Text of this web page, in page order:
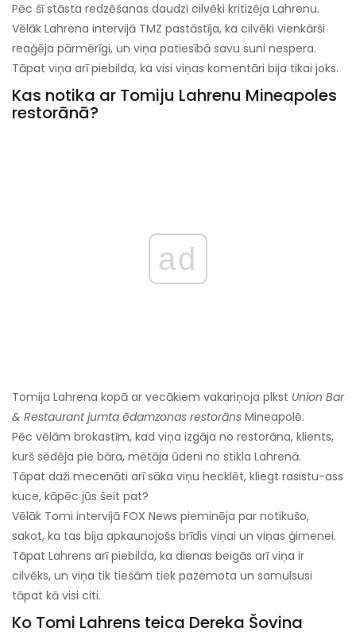
Pēc šī stāsta redzēšanas daudzi cilvēki kritizēja Lahrenu.
Vēlāk Lahrena intervijā TMZ pastāstīja, ka cilvēki vienkārši
reaģēja pārmērīgi, un viņa patiesībā savu suni nespera.
Tāpat viņa arī piebilda, ka visi viņas komentāri bija tikai joks.
Kas notika ar Tomiju Lahrenu Mineapoles
restorānā?
ad
Tomija Lahrena kopā ar vecākiem vakariņoja plkst Union Bar
& Restaurant jumta ēdamzonas restorāns Mineapolē.
Pēc vēlām brokastīm, kad viņa izgāja no restorāna, klients,
kurš sēdēja pie bāra, mētāja ūdeni no stikla Lahrenā.
Tāpat daži mecenāti arī sāka viņu hecklēt, kliegt rasistu-ass
kuce, kāpēc jūs šeit pat?
Vēlāk Tomi intervijā FOX News pieminēja par notikušo,
sakot, ka tas bija apkaunojošs brīdis viņai un viņas ģimenei.
Tāpat Lahrens arī piebilda, ka dienas beigās arī viņa ir
cilvēks, un viņa tik tiešām tiek pazemota un samulsusi
tāpat kā visi citi.
Ko Tomi Lahrens teica Dereka Šovina